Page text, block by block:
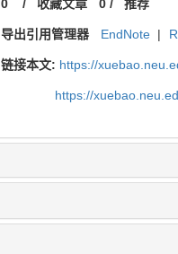
0 / 收藏文章 0/ 推荐
导出引用管理器 EndNote |
链接本文: https://
https://